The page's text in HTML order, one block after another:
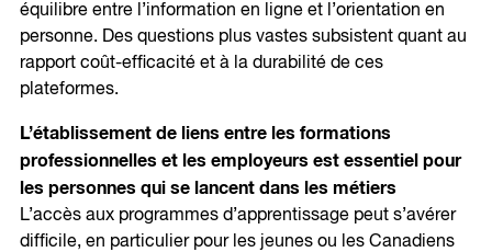
équilibre entre l’information en ligne et l’orientation en
personne. Des questions plus vastes subsistent quant au
rapport coût-efficacité et à la durabilité de ces
plateformes.
L’établissement de liens entre les formations
professionnelles et les employeurs est essentiel pour
les personnes qui se lancent dans les métiers
L’accès aux programmes d’apprentissage peut s’avérer
difficile, en particulier pour les jeunes ou les Canadiens